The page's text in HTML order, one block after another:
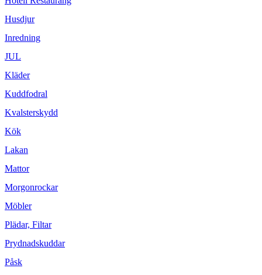
Husdjur
Inredning
JUL
Kläder
Kuddfodral
Kvalsterskydd
Kök
Lakan
Mattor
Morgonrockar
Möbler
Plädar, Filtar
Prydnadskuddar
Påsk